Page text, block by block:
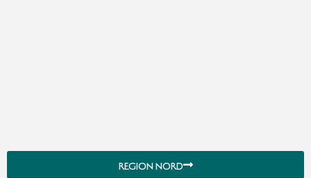
REGION NORD